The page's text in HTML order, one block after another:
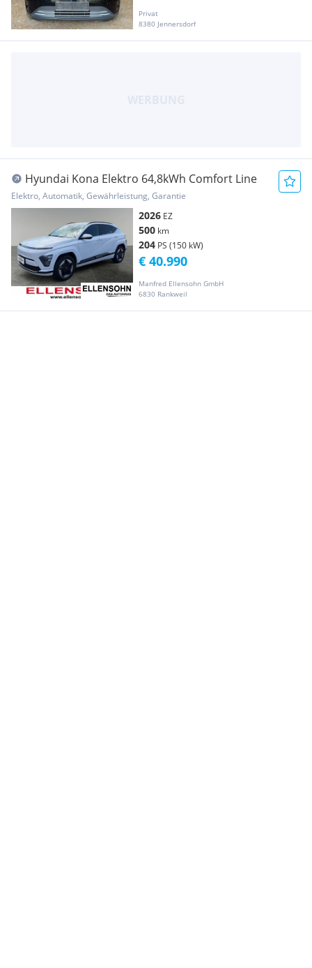
Privat
8380 Jennersdorf
Hyundai Kona Elektro 64,8kWh Comfort Line
Elektro, Automatik, Gewährleistung, Garantie
2026 EZ
500 km
204 PS (150 kW)
Manfred Ellensohn GmbH
6830 Rankweil
€ 40.990